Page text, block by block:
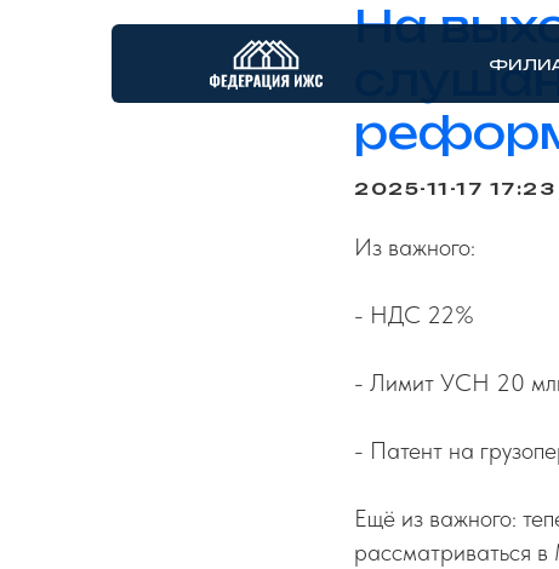
На
2025-11-17 17:23
Из важного:
- НДС 22%
- Лимит УСН 20
- Патент на
Ещё из важного:
рассматриваться в